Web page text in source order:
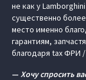
не как у
существенно
место именно
гарантиям,
благодаря tax ФРИ /
— Хочу спросить